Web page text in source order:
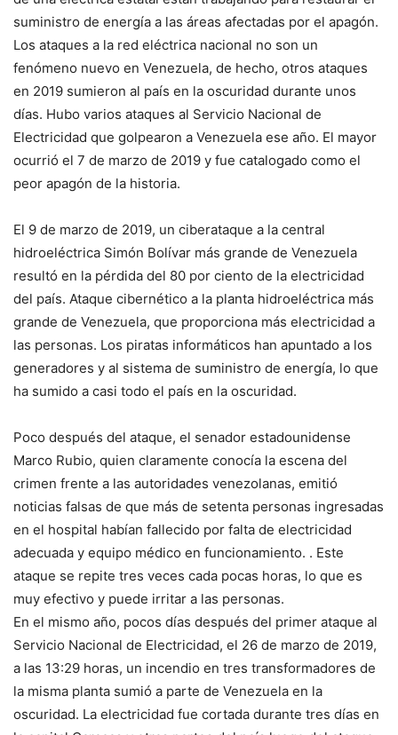
suministro de energía a las áreas afectadas por el apagón.
Los ataques a la red eléctrica nacional no son un
fenómeno nuevo en Venezuela, de hecho, otros ataques
en 2019 sumieron al país en la oscuridad durante unos
días. Hubo varios ataques al Servicio Nacional de
Electricidad que golpearon a Venezuela ese año. El mayor
ocurrió el 7 de marzo de 2019 y fue catalogado como el
peor apagón de la historia.
El 9 de marzo de 2019, un ciberataque a la central
hidroeléctrica Simón Bolívar más grande de Venezuela
resultó en la pérdida del 80 por ciento de la electricidad
del país. Ataque cibernético a la planta hidroeléctrica más
grande de Venezuela, que proporciona más electricidad a
las personas. Los piratas informáticos han apuntado a los
generadores y al sistema de suministro de energía, lo que
ha sumido a casi todo el país en la oscuridad.
Poco después del ataque, el senador estadounidense
Marco Rubio, quien claramente conocía la escena del
crimen frente a las autoridades venezolanas, emitió
noticias falsas de que más de setenta personas ingresadas
en el hospital habían fallecido por falta de electricidad
adecuada y equipo médico en funcionamiento. . Este
ataque se repite tres veces cada pocas horas, lo que es
muy efectivo y puede irritar a las personas.
En el mismo año, pocos días después del primer ataque al
Servicio Nacional de Electricidad, el 26 de marzo de 2019,
a las 13:29 horas, un incendio en tres transformadores de
la misma planta sumió a parte de Venezuela en la
oscuridad. La electricidad fue cortada durante tres días en